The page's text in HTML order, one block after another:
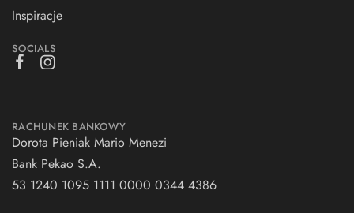
Inspiracje
SOCIALS
RACHUNEK BANKOWY
Dorota Pieniak Mario Menezi
Bank Pekao S.A.
53 1240 1095 1111 0000 0344 4386